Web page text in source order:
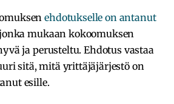
ehdotukselle on antanut
mukaan kokoomuksen
ja perusteltu. Ehdotus vastaa
sitä, mitä yrittäjäjärjestö on
esille.